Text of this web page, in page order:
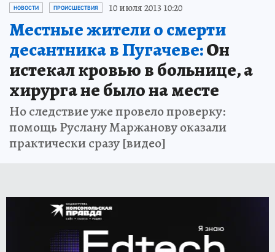
НОВОСТИ ПРОИСШЕСТВИЯ 10 июля 2013 10:20
Местные жители о смерти
десантника в Пугачеве:Он
истекал кровью в больнице, а
хирурга не было на месте
Но следствие уже провело проверку:
помощь Руслану Маржанову оказали
практически сразу [видео]